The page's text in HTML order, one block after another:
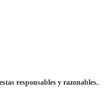
responsables y razonables..